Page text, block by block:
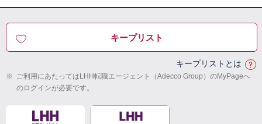
キープリスト
キープリストとは
※ ご利用にあたってはLHH転職エージェント（Adecco Group）のMyPageへ
のログインが必要です。